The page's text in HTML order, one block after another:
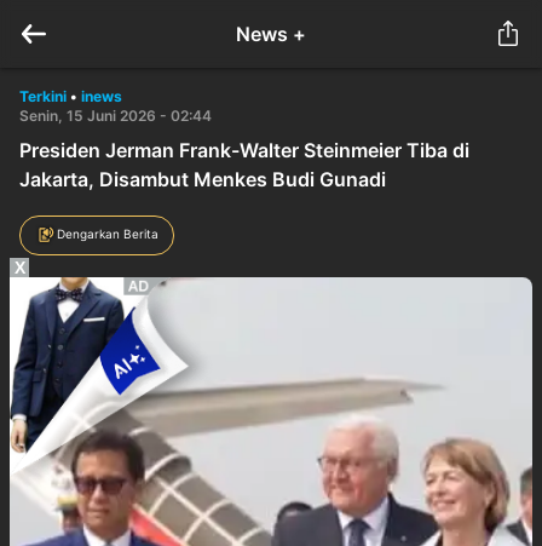
News +
Terkini • inews
Senin, 15 Juni 2026 - 02:44
Presiden Jerman Frank-Walter Steinmeier Tiba di
Jakarta, Disambut Menkes Budi Gunadi
Dengarkan Berita
X